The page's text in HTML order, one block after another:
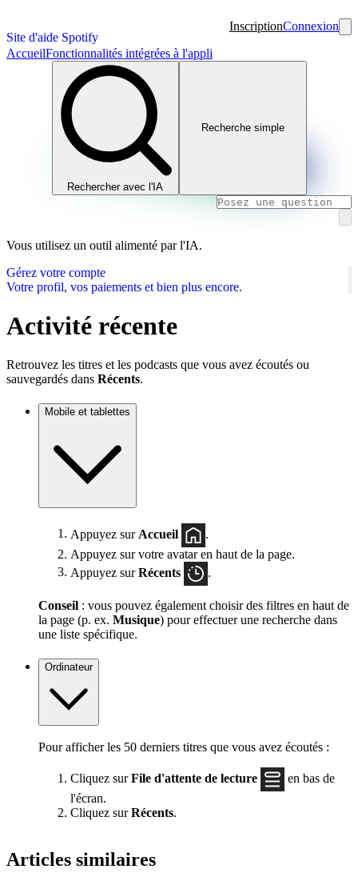
Site d'aide Spotify
InscriptionConnexion
AccueilFonctionnalités intégrées à l'appli
Rechercher avec l'IA
Recherche simple
Vous utilisez un outil alimenté par l'IA.
Gérez votre compte
Votre profil, vos paiements et bien plus encore.
Activité récente
Retrouvez les titres et les podcasts que vous avez écoutés ou
sauvegardés dans Récents.
Mobile et tablettes
Appuyez sur Accueil
.
Appuyez sur votre avatar en haut de la page.
Appuyez surRécents .
Conseil : vous pouvez également choisir des filtres en haut de
la page (p. ex. Musique) pour effectuer une recherche dans
une liste spécifique.
Ordinateur
Pour afficher les 50 derniers titres que vous avez écoutés :
Cliquez surFile d'attente de lecture
en bas de
l'écran.
Cliquez surRécents.
Articles similaires